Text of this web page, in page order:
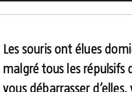
Les souris ont élues
malgré tous les répulsifs
vous débarrasser